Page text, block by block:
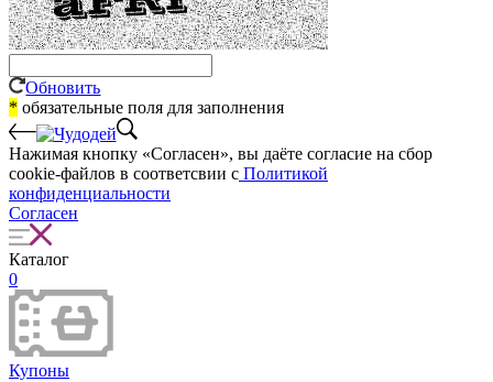
Обновить
* обязательные поля для заполнения
Нажимая кнопку «Согласен», вы даёте cогласие на сбор
cookie-файлов в соответсвии с Политикой
конфиденциальности
Согласен
Каталог
0
Купоны